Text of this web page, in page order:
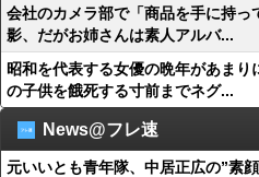
会社のカメラ部で「商品を手に持
影、だがお姉さんは素人アルバ...
昭和を代表する女優の晩年があま
の子供を餓死する寸前までネグ...
News@フレ速
元いいとも青年隊、中居正広の”素